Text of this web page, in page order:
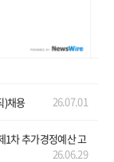
)채용 26.07.01
1차 추가경정예산 고
26.06.29